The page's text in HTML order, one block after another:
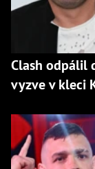
Clash odpálil
vyzve v kleci